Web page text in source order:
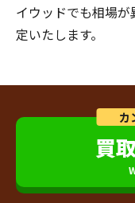
イウッドでも相場
定いたします。
カ
買